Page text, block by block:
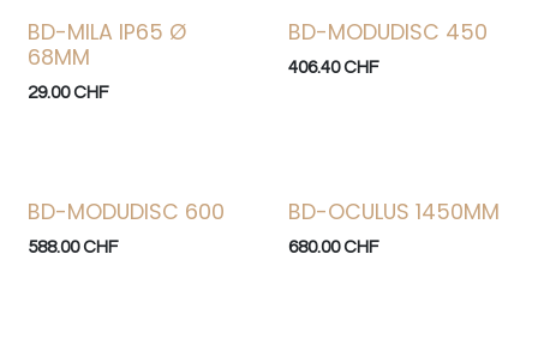
BD-MILA IP65 Ø
68MM
29.00CHF
BD-MODUDISC 450
406.40CHF
BD-MODUDISC 600
588.00CHF
BD-OCULUS 1450MM
680.00CHF